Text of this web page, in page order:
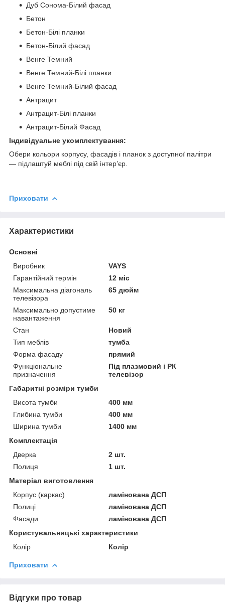
Дуб Сонома-Білий фасад
Бетон
Бетон-Білі планки
Бетон-Білий фасад
Венге Темний
Венге Темний-Білі планки
Венге Темний-Білий фасад
Антрацит
Антрацит-Білі планки
Антрацит-Білий Фасад
Індивідуальне укомплектування:
Обери кольори корпусу, фасадів і планок з доступної палітри
— підлаштуй меблі під свій інтер’єр.
Приховати
Характеристики
Основні
Виробник
VAYS
Гарантійний термін
12 міс
Максимальна діагональ
телевізора
65 дюйм
Максимально допустиме
навантаження
50 кг
Стан
Новий
Тип меблів
тумба
Форма фасаду
прямий
Функціональне
призначення
Під плазмовий і РК
телевізор
Габаритні розміри тумби
Висота тумби
400 мм
Глибина тумби
400 мм
Ширина тумби
1400 мм
Комплектація
Дверка
2 шт.
Полиця
1 шт.
Матеріал виготовлення
Корпус (каркас)
ламінована ДСП
Полиці
ламінована ДСП
Фасади
ламінована ДСП
Користувальницькі характеристики
Колір
Колір
Приховати
Відгуки про товар